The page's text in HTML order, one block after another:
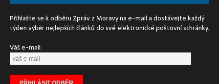
Přihlašte se k odběru Zpráv z Moravy na e-mail a dostávejte každý
týden výběr nejlepších článků do své elektronické poštovní schránky.
Váš e-mail: